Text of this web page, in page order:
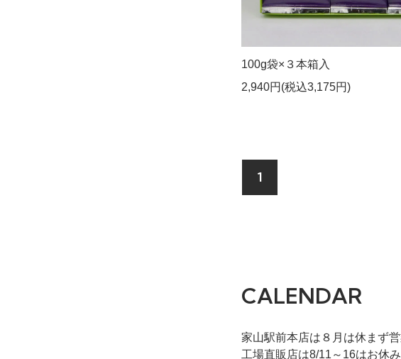
100g袋×３本箱入
2,940円(税込3,175円)
1
CALENDAR
家山駅前本店は８月は休まず営
工場直販店は8/11～16はお休